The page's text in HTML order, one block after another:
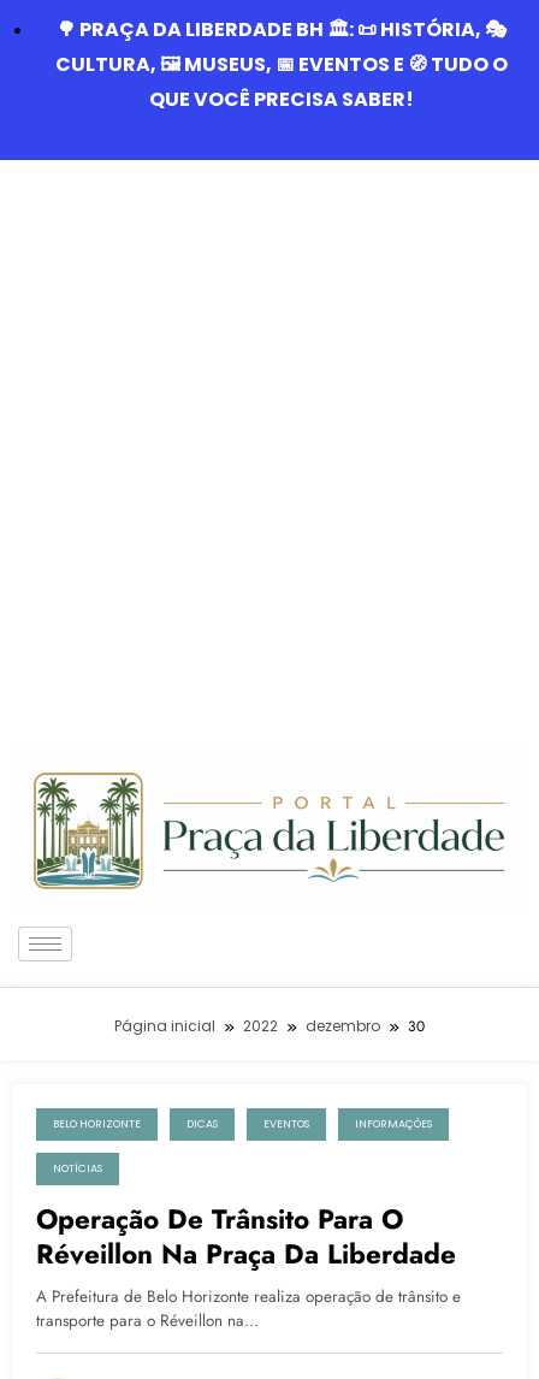
🌳 PRAÇA DA LIBERDADE BH 🏛️: 📜 HISTÓRIA, 🎭
CULTURA, 🖼️ MUSEUS, 📅 EVENTOS E 🧭 TUDO O
QUE VOCÊ PRECISA SABER!
Página inicial 2022 dezembro 30
30 de dezembro de 2022
BELO HORIZONTE DICAS EVENTOS INFORMAÇÕES
NOTÍCIAS
Operação De Trânsito Para O
Réveillon Na Praça Da Liberdade
A Prefeitura de Belo Horizonte realiza operação de trânsito e
transporte para o Réveillon na…